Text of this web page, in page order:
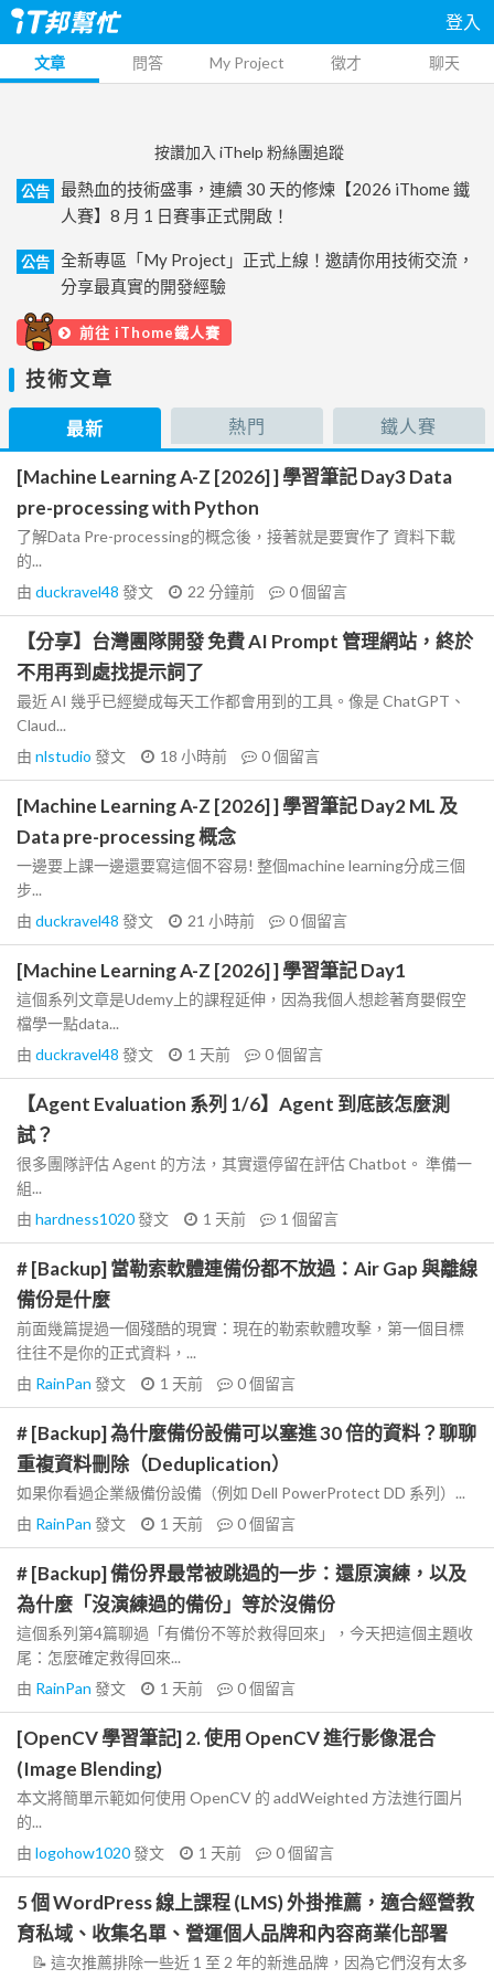
登入
文章 問答 My Project 徵才 聊天
按讚加入 iThelp 粉絲團追蹤
公告
最熱血的技術盛事，連續 30 天的修煉【2026 iThome 鐵
人賽】8 月 1 日賽事正式開啟！
公告
全新專區「My Project」正式上線！邀請你用技術交流，
分享最真實的開發經驗
前往 iThome鐵人賽
技術文章
最新 熱門 鐵人賽
[Machine Learning A-Z [2026] ] 學習筆記 Day3 Data
pre-processing with Python
了解Data Pre-processing的概念後，接著就是要實作了 資料下載
的...
由 duckravel48 發文 22 分鐘前 0個留言
【分享】台灣團隊開發 免費 AI Prompt 管理網站，終於
不用再到處找提示詞了
最近 AI 幾乎已經變成每天工作都會用到的工具。像是 ChatGPT、
Claud...
由 nlstudio 發文 18 小時前 0個留言
[Machine Learning A-Z [2026] ] 學習筆記 Day2 ML 及
Data pre-processing 概念
一邊要上課一邊還要寫這個不容易! 整個machine learning分成三個
步...
由 duckravel48 發文 21 小時前 0個留言
[Machine Learning A-Z [2026] ] 學習筆記 Day1
這個系列文章是Udemy上的課程延伸，因為我個人想趁著育嬰假空
檔學一點data...
由 duckravel48 發文 1 天前 0個留言
【Agent Evaluation 系列 1/6】Agent 到底該怎麼測
試？
很多團隊評估 Agent 的方法，其實還停留在評估 Chatbot。 準備一
組...
由 hardness1020發文 1 天前 1 個留言
# [Backup] 當勒索軟體連備份都不放過：Air Gap 與離線
備份是什麼
前面幾篇提過一個殘酷的現實：現在的勒索軟體攻擊，第一個目標
往往不是你的正式資料，...
由 RainPan 發文 1 天前 0個留言
# [Backup] 為什麼備份設備可以塞進 30 倍的資料？聊聊
重複資料刪除（Deduplication）
如果你看過企業級備份設備（例如 Dell PowerProtect DD 系列）...
由 RainPan 發文 1 天前 0個留言
# [Backup] 備份界最常被跳過的一步：還原演練，以及
為什麼「沒演練過的備份」等於沒備份
這個系列第4篇聊過「有備份不等於救得回來」，今天把這個主題收
尾：怎麼確定救得回來...
由 RainPan 發文 1 天前 0個留言
[OpenCV 學習筆記] 2. 使用 OpenCV 進行影像混合
(Image Blending)
本文將簡單示範如何使用 OpenCV 的 addWeighted 方法進行圖片
的...
由 logohow1020發文 1 天前 0個留言
5 個 WordPress 線上課程 (LMS) 外掛推薦，適合經營教
育私域、收集名單、營運個人品牌和內容商業化部署
📝 這次推薦排除一些近 1 至 2 年的新進品牌，因為它們沒有太多